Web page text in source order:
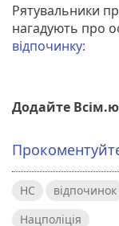
Рятувальники
нагадують про
відпочинку:
Додайте
НС відпочинок
Нацполіція